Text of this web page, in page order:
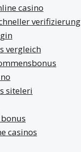
casino
verifizierung
vergleich
siteleri
casinos